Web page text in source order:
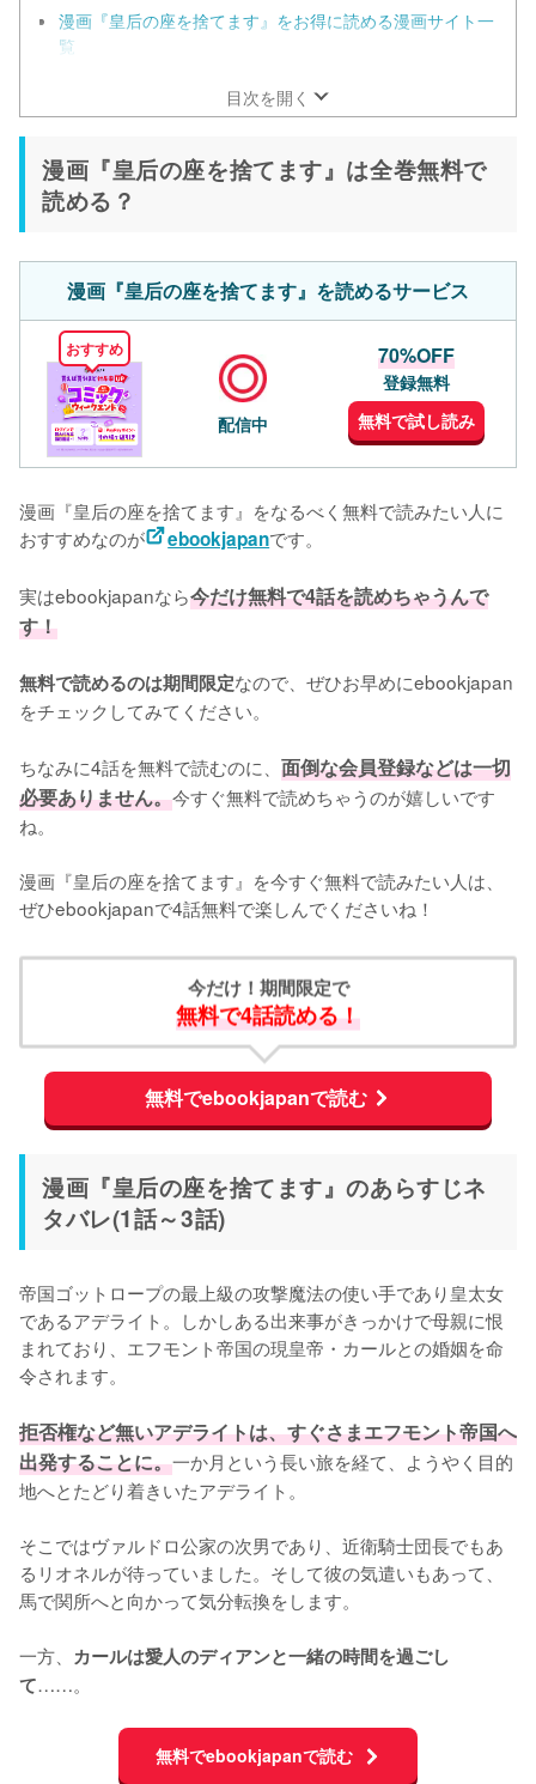
漫画『皇后の座を捨てます』をお得に読める漫画サイト一
覧
目次を開く
漫画『皇后の座を捨てます』は全巻無料で
読める？
漫画『皇后の座を捨てます』を読めるサービス
おすすめ
配信中
70%OFF
登録無料
無料で試し読み
漫画『皇后の座を捨てます』をなるべく無料で読みたい人に
おすすめなのが
ebookjapanです。
実はebookjapanなら今だけ無料で4話を読めちゃうんで
す！
無料で読めるのは期間限定なので、ぜひお早めにebookjapan
をチェックしてみてください。
ちなみに4話を無料で読むのに、 面倒な会員登録などは一切
必要ありません。今すぐ無料で読めちゃうのが嬉しいです
ね。
漫画『皇后の座を捨てます』を今すぐ無料で読みたい人は、
ぜひebookjapanで4話無料で楽しんでくださいね！
今だけ！期間限定で
無料で4話読める！
無料でebookjapanで読む
漫画『皇后の座を捨てます』のあらすじネ
タバレ(1話～3話)
帝国ゴットロープの最上級の攻撃魔法の使い手であり皇太女
であるアデライト。しかしある出来事がきっかけで母親に恨
まれており、エフモント帝国の現皇帝・カールとの婚姻を命
令されます。
拒否権など無いアデライトは、すぐさまエフモント帝国へ
出発することに。一か月という長い旅を経て、ようやく目的
地へとたどり着きいたアデライト。
そこではヴァルドロ公家の次男であり、近衛騎士団長でもあ
るリオネルが待っていました。そして彼の気遣いもあって、
馬で関所へと向かって気分転換をします。
一方、 カールは愛人のディアンと一緒の時間を過ごし
て……。
無料でebookjapanで読む